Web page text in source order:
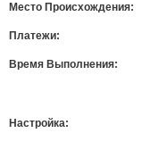
Место Происхождения:
Платежи:
Время Выполнения:
Настройка: